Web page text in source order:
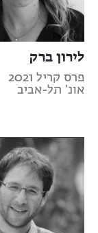
לירון ברק
פרס קריל 2021
אונ' תל-אביב